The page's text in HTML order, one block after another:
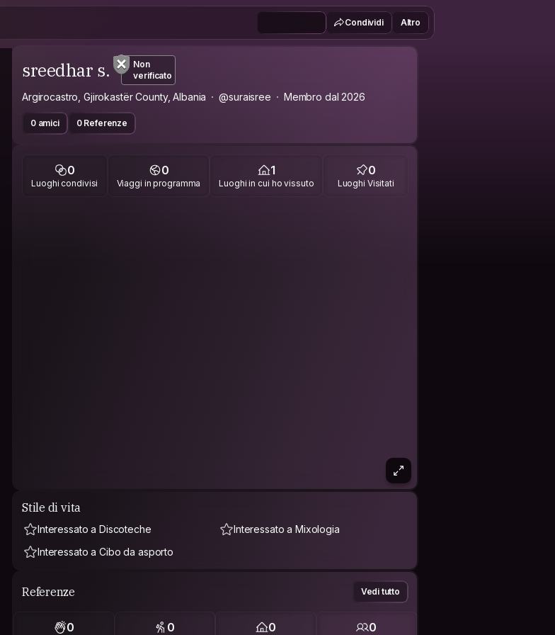
Condividi Altro
sreedhar s.
Non
verificato
Argirocastro, Gjirokastër County, Albania @suraisree Membro dal 2026
0 amici 0 Referenze
0
Luoghi condivisi
0
Viaggi in programma
1
Luoghi in cui ho vissuto
0
Luoghi Visitati
Stile di vita
Interessato a Discoteche
Interessato a Mixologia
Interessato a Cibo da asporto
Referenze Vedi tutto
0 0 0 0